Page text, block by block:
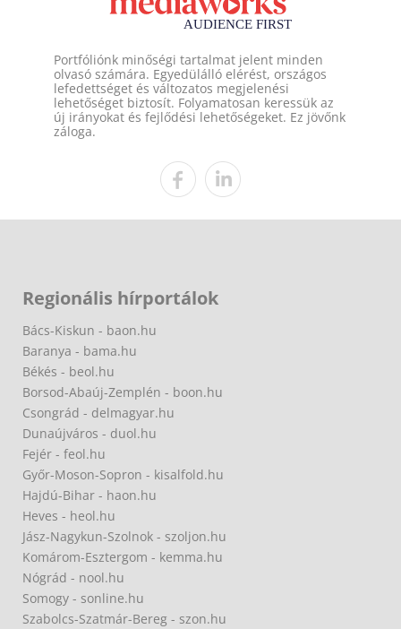
Portfóliónk minőségi tartalmat jelent minden
olvasó számára. Egyedülálló elérést, országos
lefedettséget és változatos megjelenési
lehetőséget biztosít. Folyamatosan keressük az
új irányokat és fejlődési lehetőségeket. Ez jövőnk
záloga.
Regionális hírportálok
Bács-Kiskun - baon.hu
Baranya - bama.hu
Békés - beol.hu
Borsod-Abaúj-Zemplén - boon.hu
Csongrád - delmagyar.hu
Dunaújváros - duol.hu
Fejér - feol.hu
Győr-Moson-Sopron - kisalfold.hu
Hajdú-Bihar - haon.hu
Heves - heol.hu
Jász-Nagykun-Szolnok - szoljon.hu
Komárom-Esztergom - kemma.hu
Nógrád - nool.hu
Somogy - sonline.hu
Szabolcs-Szatmár-Bereg - szon.hu